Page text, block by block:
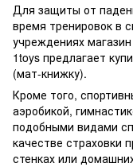
Для защиты от
время тренировок в
учреждениях
1toys предлагает
(мат-книжку).
Кроме того,
аэробикой,
подобными видами
качестве страховки
стенках или